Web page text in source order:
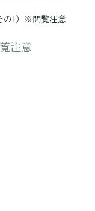
1）※閲覧注意
注意